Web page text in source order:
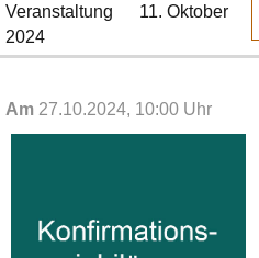
Veranstaltung
11. Oktober
2024
Am 27.10.2024, 10:00 Uhr